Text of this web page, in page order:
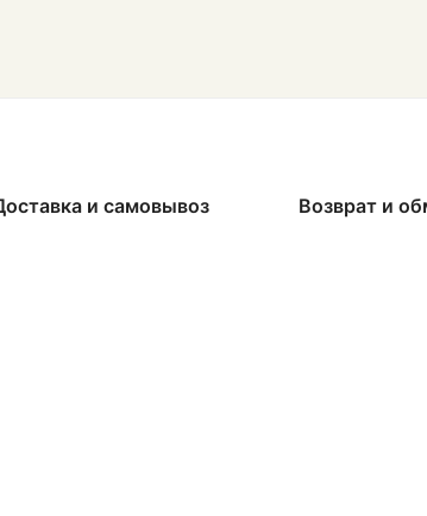
и самовывоз Возврат и